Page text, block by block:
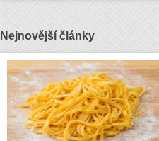
Nejnovější články